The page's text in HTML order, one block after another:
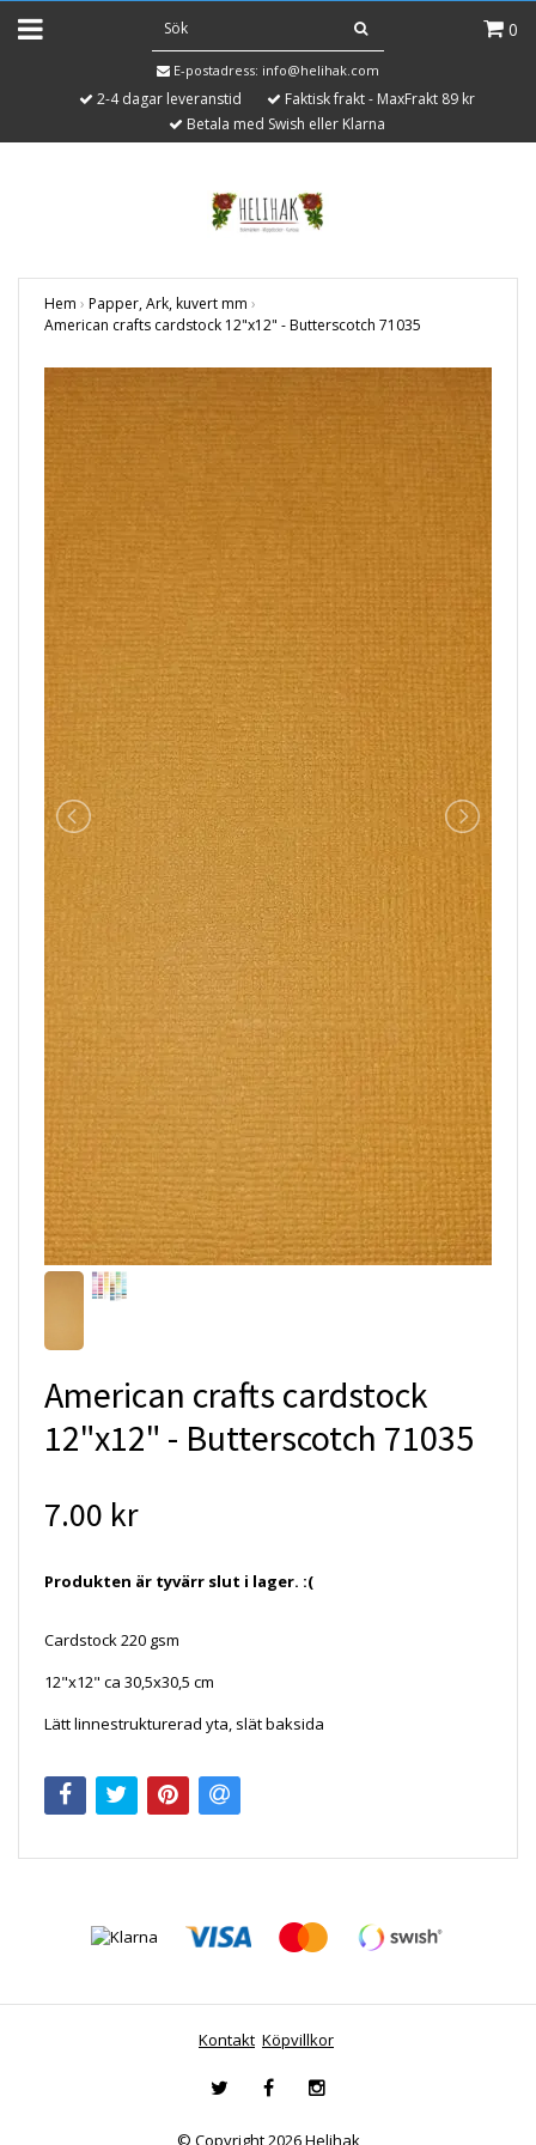
0
E-postadress: info@helihak.com
2-4 dagar leveranstid
Faktisk frakt - MaxFrakt 89 kr
Betala med Swish eller Klarna
Hem › Papper, Ark, kuvert mm ›
American crafts cardstock 12"x12" - Butterscotch 71035
American crafts cardstock
12"x12" - Butterscotch 71035
7.00 kr
Produkten är tyvärr slut i lager. :(
Cardstock 220 gsm
12"x12" ca 30,5x30,5 cm
Lätt linnestrukturerad yta, slät baksida
Kontakt Köpvillkor
© Copyright 2026 Helihak